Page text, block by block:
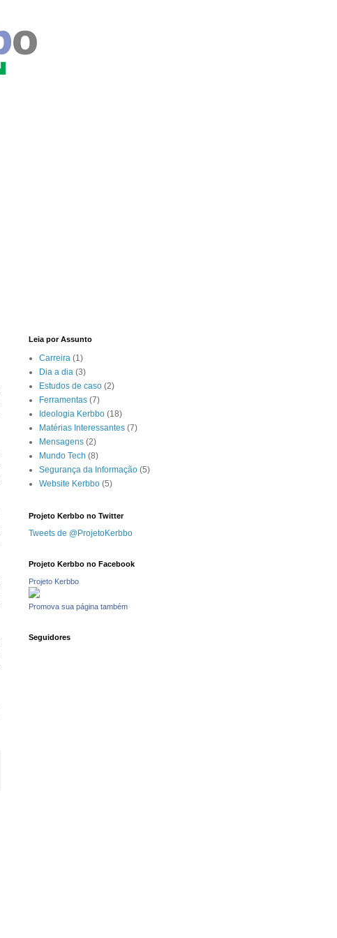
Leia por Assunto
Carreira (1)
Dia a dia (3)
Estudos de caso (2)
Ferramentas (7)
Ideologia Kerbbo (18)
Matérias Interessantes (7)
Mensagens (2)
Mundo Tech (8)
Segurança da Informação (5)
Website Kerbbo (5)
Projeto Kerbbo no Twitter
Tweets de @ProjetoKerbbo
Projeto Kerbbo no Facebook
Projeto Kerbbo
Promova sua página também
Seguidores